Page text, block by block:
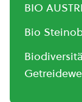
BIO
Bio